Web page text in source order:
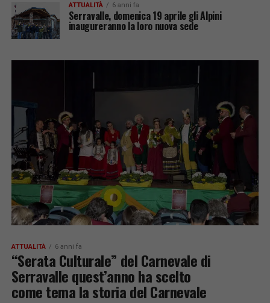
ATTUALITÀ 6 anni fa
Serravalle, domenica 19 aprile gli Alpini
inaugureranno la loro nuova sede
ATTUALITÀ 6 anni fa
“Serata Culturale” del Carnevale di
Serravalle quest’anno ha scelto
come tema la storia del Carnevale